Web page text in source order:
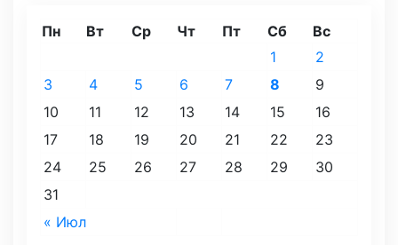
Пн Вт Ср Чт Пт Сб Вс
« Июл
1
2
3
4 5 6 7 8
9
10
11 12 13 14 15
16
17
18 19 20 21 22
23
24
25 26 27 28 29
30
31